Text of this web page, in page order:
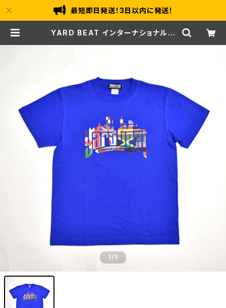
最短即日発送！3日以内に発送！
YARD BEAT インターナショナル L
1/1